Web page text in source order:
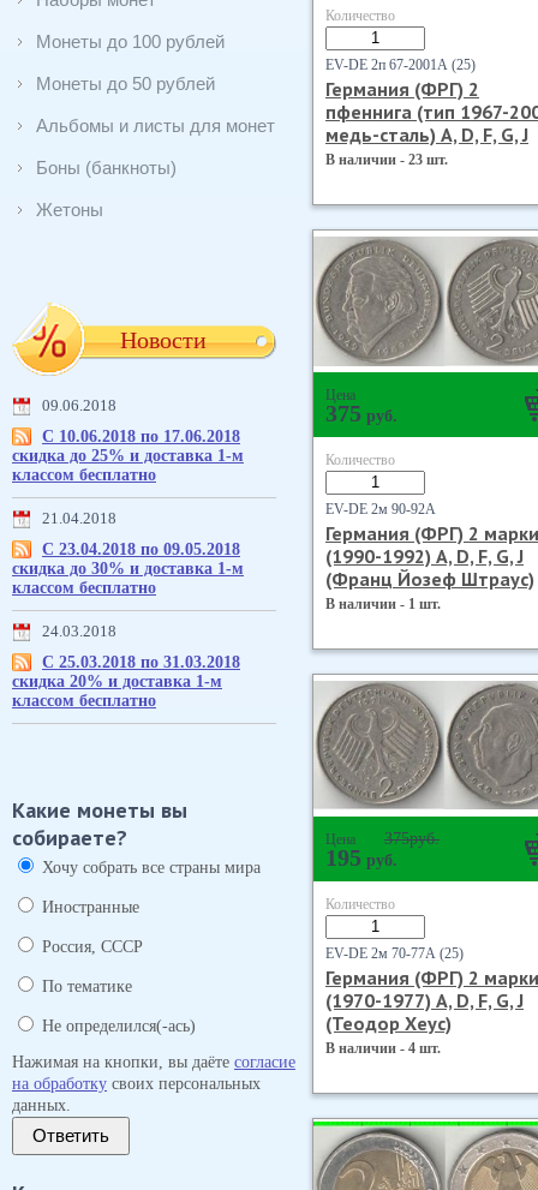
Монеты до 100 рублей
Монеты до 50 рублей
Альбомы и листы для монет
Боны (банкноты)
Жетоны
Новости
09.06.2018
С 10.06.2018 по 17.06.2018
скидка до 25% и доставка 1-м
классом бесплатно
21.04.2018
С 23.04.2018 по 09.05.2018
скидка до 30% и доставка 1-м
классом бесплатно
24.03.2018
С 25.03.2018 по 31.03.2018
скидка 20% и доставка 1-м
классом бесплатно
Какие монеты вы
собираете?
Хочу собрать все страны мира
Иностранные
Россия, СССР
По тематике
Не определился(-ась)
Нажимая на кнопки, вы даёте согласие
на обработку своих персональных
данных.
Ответить
Количество
EV-DE 2п 67-2001А (25)
Германия (ФРГ) 2
пфеннига (тип 1967-
медь-сталь) А, D, F, G, J
В наличии - 23 шт.
Цена
375 руб.
Количество
EV-DE 2м 90-92А
Германия (ФРГ) 2 марки
(1990-1992) А, D, F, G, J
(Франц Йозеф Штраус)
В наличии - 1 шт.
Цена 375руб.
195 руб.
Количество
EV-DE 2м 70-77А (25)
Германия (ФРГ) 2 марки
(1970-1977) А, D, F, G, J
(Теодор Хеус)
В наличии - 4 шт.